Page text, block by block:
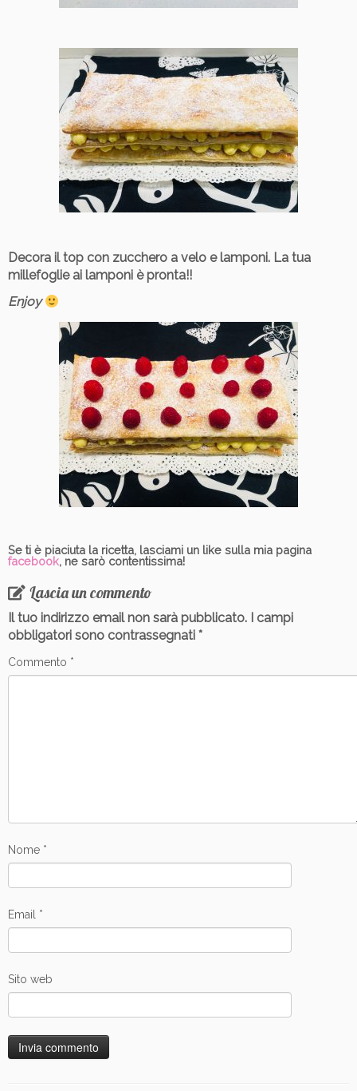
Decora il top con zucchero a velo e lamponi. La tua
millefoglie ai lamponi è pronta!!
Enjoy
Se ti è piaciuta la ricetta, lasciami un like sulla mia pagina
facebook, ne sarò contentissima!
Lascia un commento
Il tuo indirizzo email non sarà pubblicato. I campi
obbligatori sono contrassegnati *
Commento *
Nome *
Email *
Sito web